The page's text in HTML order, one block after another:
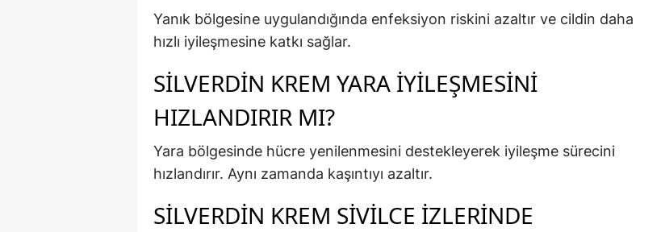
Yanık bölgesine uygulandığında enfeksiyon riskini azaltır ve cildin daha
hızlı iyileşmesine katkı sağlar.
SILVERDIN KREM YARA İYILEŞMESINI
HIZLANDIRIR MI?
Yara bölgesinde hücre yenilenmesini destekleyerek iyileşme sürecini
hızlandırır. Aynı zamanda kaşıntıyı azaltır.
SILVERDIN KREM SIVILCE İZLERINDE